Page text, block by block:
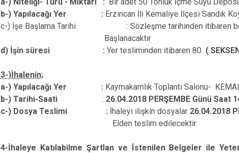
b-) Yapılacağı Yer : Erzincan İli Kemaliye İlçesi Sandık
c-) İşe Başlama Tarihi : Sözleşme tarihinden itibaren beş
Başlanacaktır
d) İşin süresi : Yer tesliminden itibaren 80 (
3-)İhalenin;
a-) Yapılacağı Yer : Kaymakamlık Toplantı Salonu-
b-) Tarihi-Saati : 26.04.2018 PERŞEMBE Günü Saat
c-) Dosya Teslimi : İhaleyi ilişkin dosyalar 26.04.2018
Elden teslim edilecektir.
4-İhaleye Katılabilme Şartlan ve İstenilen Belgeler ile